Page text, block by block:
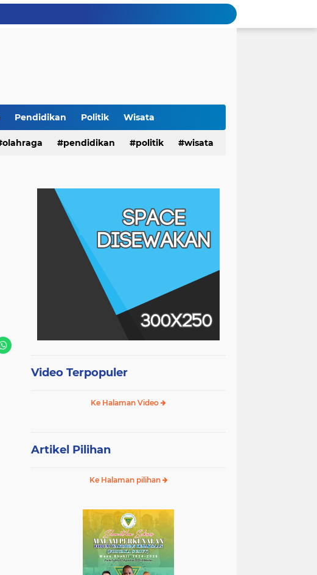
Pendidikan Politik Wisata
olahraga pendidikan politik wisata
Video Terpopuler
Ke Halaman Video
Artikel Pilihan
Ke Halaman pilihan